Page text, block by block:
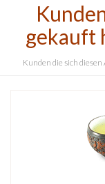
gekauft
Kunden die sich